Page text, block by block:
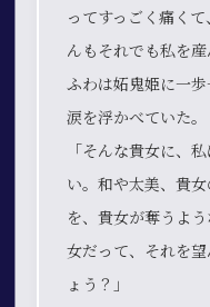
ってすっごく痛く
んもそれでも私を産
ふわは妬鬼姫に一
涙を浮かべていた。
「そんな貴女に、
い。和や太美、貴
を、貴女が奪うよ
女だって、それを
ょう？」